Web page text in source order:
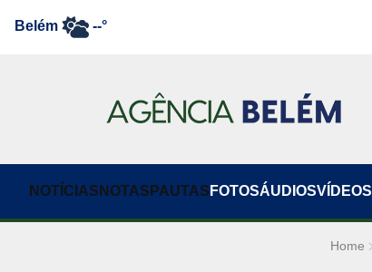
Belém --°
NOTÍCIAS NOTAS PAUTAS FOTOSÁUDIOSVÍDEOS
Home